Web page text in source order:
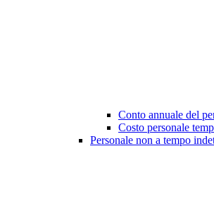
Conto annuale del
Costo personale
Personale non a tempo